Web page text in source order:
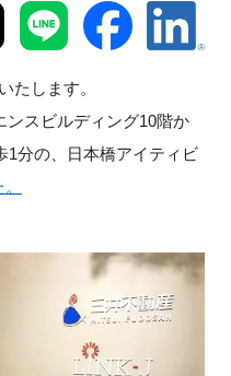
たします。
ンスビルディング10階か
1分の、日本橋アイティビ